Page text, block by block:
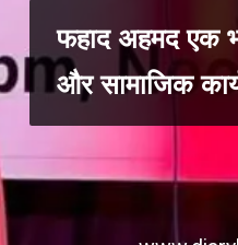
फहाद अहमद एक
और सामाजिक